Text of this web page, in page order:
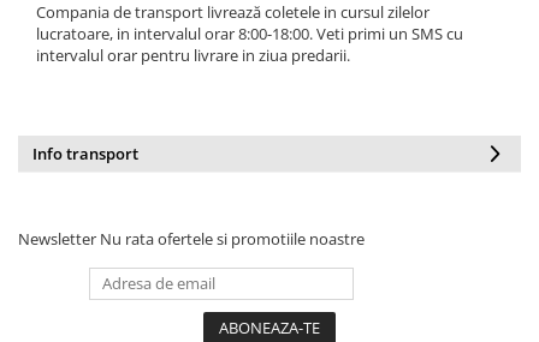
Compania de transport livrează coletele in cursul zilelor
lucratoare, in intervalul orar 8:00-18:00. Veti primi un SMS cu
intervalul orar pentru livrare in ziua predarii.
Info transport
Newsletter Nu rata ofertele si promotiile noastre